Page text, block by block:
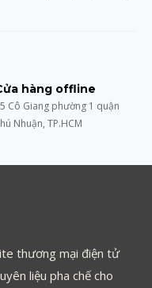
hàng offline
Cô Giang phường 1 quận
Nhuận, TP.HCM
thương mại điện tử
liệu pha chế cho